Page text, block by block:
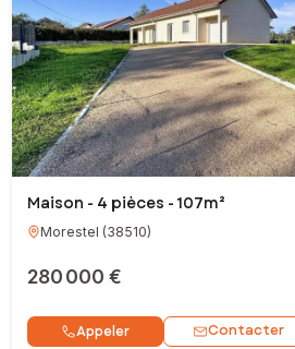
Maison - 4 pièces - 107m²
Morestel (38510)
280 000 €
Appeler Contacter